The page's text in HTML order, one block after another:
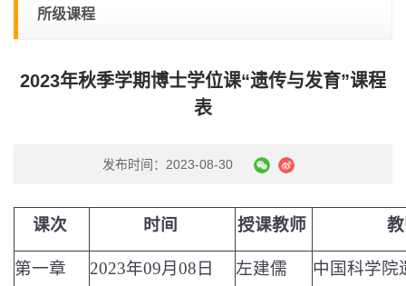
所级课程
2023年秋季学期博士学位课“遗传与发育”课程
表
发布时间：2023-08-30
课次 时间 授课教师
第一章 2023年09月 08 日 左建儒 中国科学院